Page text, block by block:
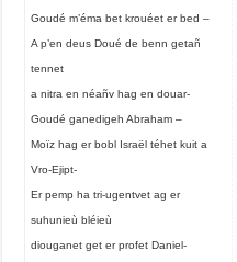
Goudé m’éma bet krouéet er bed –
A p’en deus Doué de benn getañ
tennet
a nitra en néañv hag en douar-
Goudé ganedigeh Abraham –
Moïz hag er bobl Israël téhet kuit a
Vro-Ejipt-
Er pemp ha tri-ugentvet ag er
suhunieù bléieù
diouganet get er profet Daniel-